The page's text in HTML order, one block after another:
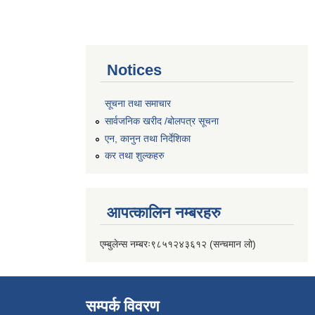
Notices
सूचना तथा समाचार
सार्वजनिक खरीद /बोलपत्र सूचना
एन, कानुन तथा निर्देशिका
कर तथा शुल्कहरु
आपत्कालिन नम्बरहरु
एम्बुलेन्स नम्बरः९८५१२४३६१२ (सन्चमान लो)
सम्पर्क विवरण